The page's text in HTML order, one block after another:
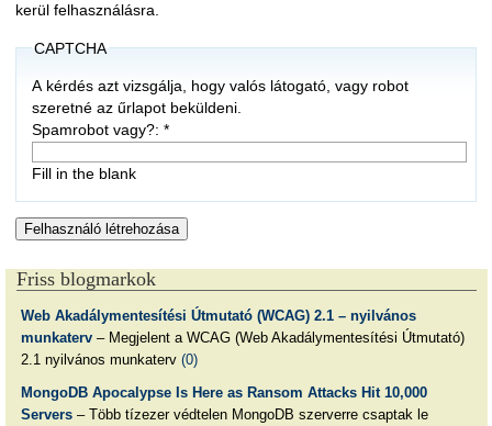
kerül felhasználásra.
CAPTCHA
A kérdés azt vizsgálja, hogy valós látogató, vagy robot
szeretné az űrlapot beküldeni.
Spamrobot vagy?:*
Fill in the blank
Friss blogmarkok
Web Akadálymentesítési Útmutató (WCAG) 2.1 – nyilvános
munkaterv– Megjelent a WCAG (Web Akadálymentesítési Útmutató)
2.1 nyilvános munkaterv (0)
MongoDB Apocalypse Is Here as Ransom Attacks Hit 10,000
Servers– Több tízezer védtelen MongoDB szerverre csaptak le